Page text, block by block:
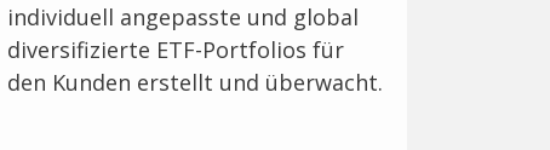
individuell angepasste und global
diversifizierte ETF-Portfolios für
den Kunden erstellt und überwacht.